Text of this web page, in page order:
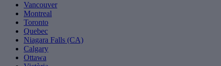
Vancouver
Montreal
Toronto
Quebec
Niagara Falls (CA)
Calgary
Ottawa